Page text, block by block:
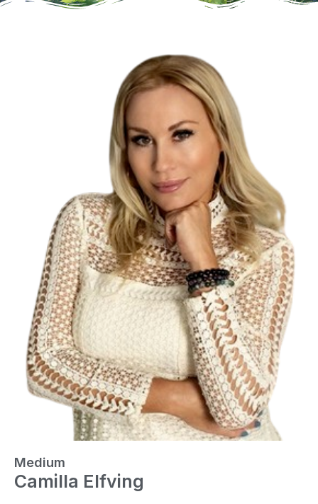
Medium
Camilla Elfving